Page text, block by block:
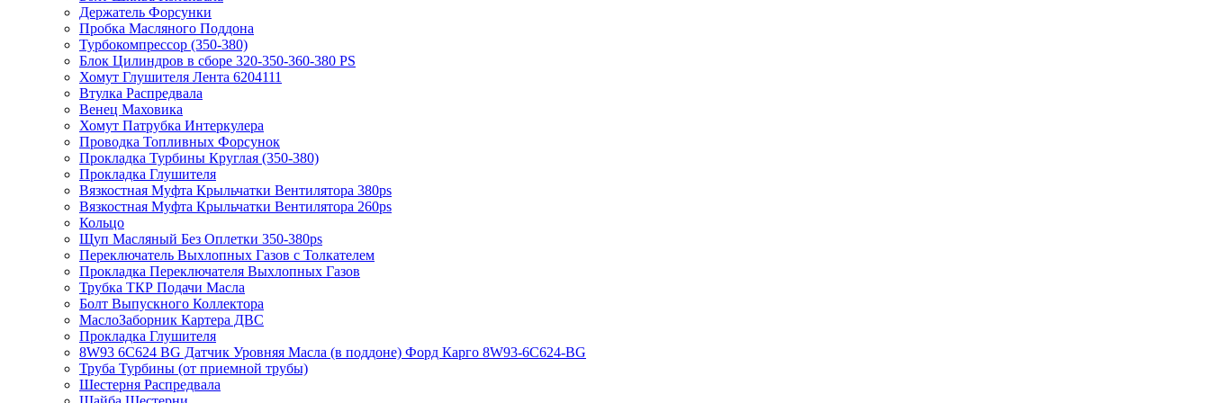
Держатель Форсунки
Пробка Масляного Поддона
Турбокомпрессор (350-380)
Блок Цилиндров в сборе 320-350-360-380 PS
Хомут Глушителя Лента 6204111
Втулка Распредвала
Венец Маховика
Хомут Патрубка Интеркулера
Проводка Топливных Форсунок
Прокладка Турбины Круглая (350-380)
Прокладка Глушителя
Вязкостная Муфта Крыльчатки Вентилятора 380ps
Вязкостная Муфта Крыльчатки Вентилятора 260ps
Кольцо
Щуп Масляный Без Оплетки 350-380ps
Переключатель Выхлопных Газов с Толкателем
Прокладка Переключателя Выхлопных Газов
Трубка ТКР Подачи Масла
Болт Выпускного Коллектора
МаслоЗаборник Картера ДВС
Прокладка Глушителя
8W93 6C624 BG Датчик Уровняя Масла (в поддоне) Форд Карго 8W93-6C624-BG
Труба Турбины (от приемной трубы)
Шестерня Распредвала